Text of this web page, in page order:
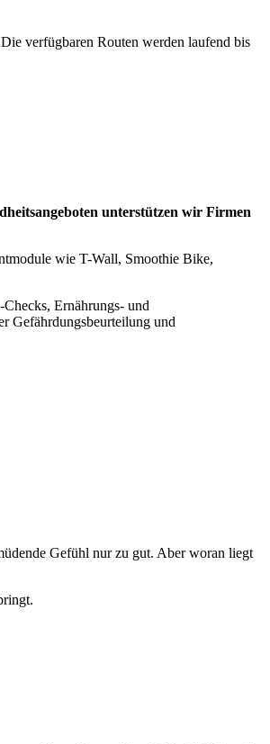
verfügbaren Routen werden laufend bis
unterstützen wir Firmen
wie T-Wall, Smoothie Bike,
Ernährungs- und
Gefährdungsbeurteilung und
Gefühl nur zu gut. Aber woran liegt